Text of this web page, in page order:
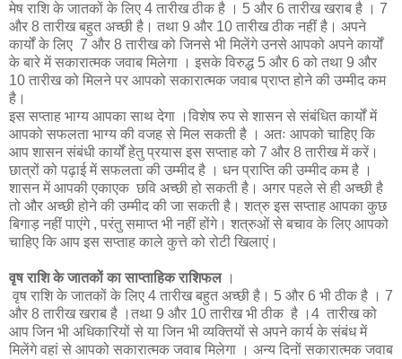
मेष राशि के जातकों के लिए 4 तारीख ठीक है । 5 और 6 तारीख खराब है । 7
और 8 तारीख बहुत अच्छी है। तथा 9 और 10 तारीख ठीक नहीं है। अपने
कार्यों के लिए 7 और 8 तारीख को जिनसे भी मिलेंगे उनसे आपको अपने कार्यों
के बारे में सकारात्मक जवाब मिलेगा । इसके विरुद्ध 5 और 6 को तथा 9 और
10 तारीख को मिलने पर आपको सकारात्मक जवाब प्राप्त होने की उम्मीद कम
है।
इस सप्ताह भाग्य आपका साथ देगा ।विशेष रुप से शासन से संबंधित कार्यों में
आपको सफलता भाग्य की वजह से मिल सकती है । अतः आपको चाहिए कि
आप शासन संबंधी कार्यों हेतु प्रयास इस सप्ताह को 7 और 8 तारीख में करें।
छात्रों को पढ़ाई में सफलता की उम्मीद है । धन प्राप्ति की उम्मीद कम है ।
शासन में आपकी एकाएक छवि अच्छी हो सकती है। अगर पहले से ही अच्छी है
तो और अच्छी होने की उम्मीद की जा सकती है। शत्रु इस सप्ताह आपका कुछ
बिगाड़ नहीं पाएंगे , परंतु समाप्त भी नहीं होंगे। शत्रुओं से बचाव के लिए आपको
चाहिए कि आप इस सप्ताह काले कुत्ते को रोटी खिलाएं।
वृष राशि के जातकों का साप्ताहिक राशिफल।
वृष राशि के जातकों के लिए 4 तारीख बहुत अच्छी है। 5 और 6 भी ठीक है । 7
और 8 तारीख खराब है ।तथा 9 और 10 तारीख भी ठीक है ।4 तारीख को
आप जिन भी अधिकारियों से या जिन भी व्यक्तियों से अपने कार्य के संबंध में
मिलेंगे वहां से आपको सकारात्मक जवाब मिलेगा । अन्य दिनों सकारात्मक जवाब